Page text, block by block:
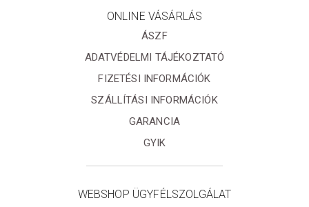
ONLINE VÁSÁRLÁS
ÁSZF
ADATVÉDELMI TÁJÉKOZTATÓ
FIZETÉSI INFORMÁCIÓK
SZÁLLÍTÁSI INFORMÁCIÓK
GARANCIA
GYIK
WEBSHOP ÜGYFÉLSZOLGÁLAT